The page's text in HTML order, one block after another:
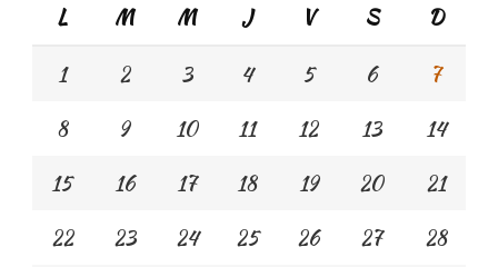
L M M J V S
D
1
2 3 4 5 6
7
8
9 10 11 12 13
14
15
16 17 18 19 20
21
22
23 24 25 26 27
28